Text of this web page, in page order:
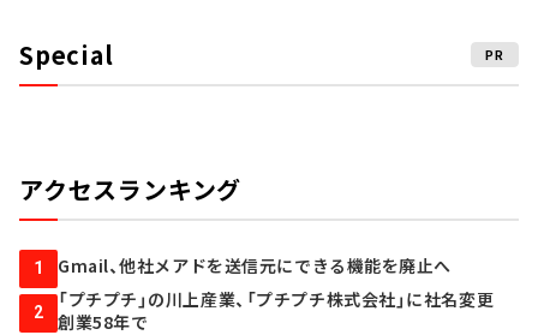
Special PR
アクセスランキング
1 Gmail、他社メアドを送信元にできる機能を廃止へ
2
「プチプチ」の川上産業、「プチプチ株式会社」に社名変更
創業58年で